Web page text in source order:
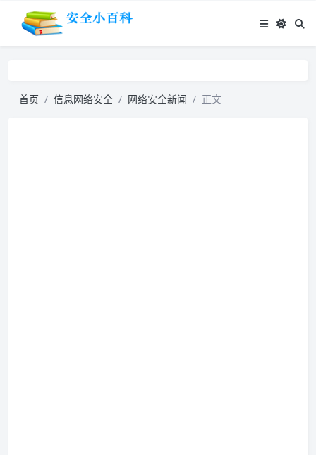
首页 信息网络安全 网络安全新闻 正文